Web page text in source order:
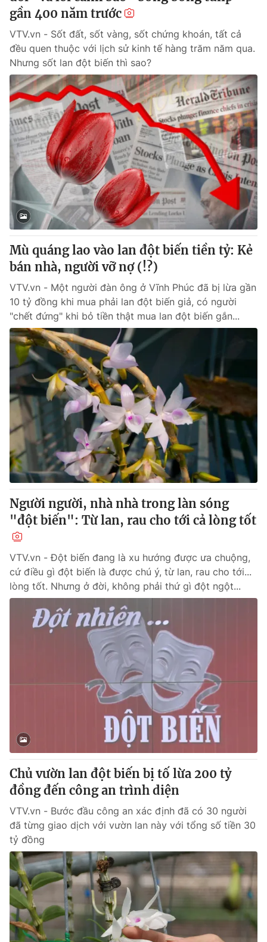
gần 400 năm trước
VTV.vn - Sốt đất, sốt vàng, sốt chứng khoán, tất cả
đều quen thuộc với lịch sử kinh tế hàng trăm năm qua.
Nhưng sốt lan đột biến thì sao?
Mù quáng lao vào lan đột biến tiền tỷ: Kẻ
bán nhà, người vỡ nợ (!?)
VTV.vn - Một người đàn ông ở Vĩnh Phúc đã bị lừa gần
10 tỷ đồng khi mua phải lan đột biến giả, có người
"chết đứng" khi bỏ tiền thật mua lan đột biến gắn...
Người người, nhà nhà trong làn sóng
"đột biến": Từ lan, rau cho tới cả lòng tốt
VTV.vn - Đột biến đang là xu hướng được ưa chuộng,
cứ điều gì đột biến là được chú ý, từ lan, rau cho tới...
lòng tốt. Nhưng ở đời, không phải thứ gì đột ngột...
Chủ vườn lan đột biến bị tố lừa 200 tỷ
đồng đến công an trình diện
VTV.vn - Bước đầu công an xác định đã có 30 người
đã từng giao dịch với vườn lan này với tổng số tiền 30
tỷ đồng